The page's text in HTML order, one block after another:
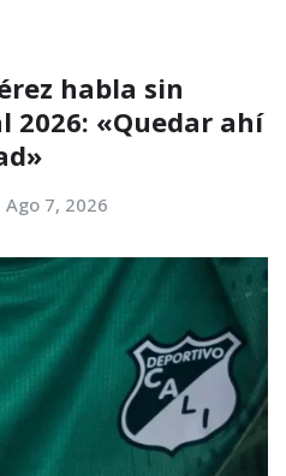
habla sin
«Quedar ahí
Ago 7, 2026